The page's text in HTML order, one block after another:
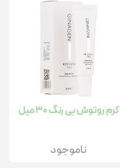
کرم روتوش بی رنگ 30 میل
ناموجود